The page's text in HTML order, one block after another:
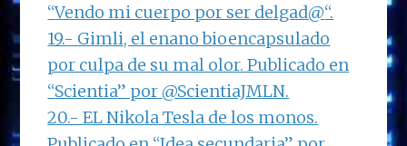
“Vendo mi cuerpo por ser delgad@“.
19.- Gimli, el enano bioencapsulado
por culpa de su mal olor. Publicado en
“Scientia” por @ScientiaJMLN.
20.-EL Nikola Tesla de los monos.